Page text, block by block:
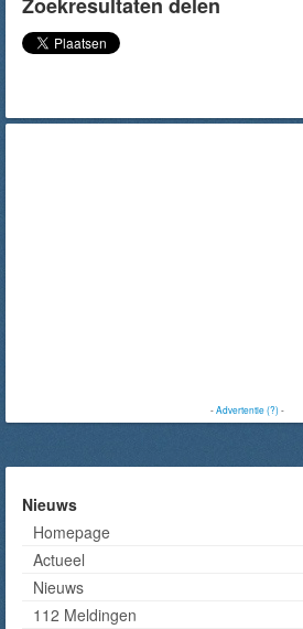
-Advertentie (?)-
Nieuws
Homepage
Actueel
Nieuws
112 Meldingen